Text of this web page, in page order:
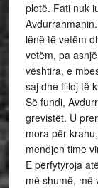
plotë. Fati nuk
lënë të vetëm
vetëm, pa
vështira, e
saj dhe filloj të
Së fundi,
grevistët. U
mora për
mendjen time
E përfytyroja
më shumë, më